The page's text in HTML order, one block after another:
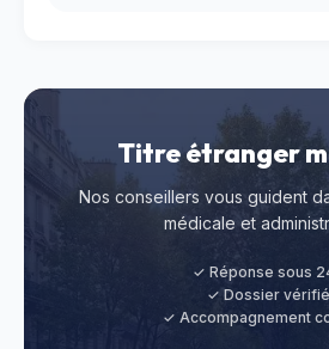
Titre étranger
Nos conseillers vous guident
médicale et
✓ Réponse sous
✓ Dossier vérifié
✓ Accompagnement